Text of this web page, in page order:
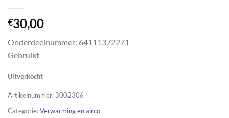
€30,00
Onderdeelnummer: 64111372271
Gebruikt
Uitverkocht
Artikelnummer: 3002306
Categorie:Verwarming en airco